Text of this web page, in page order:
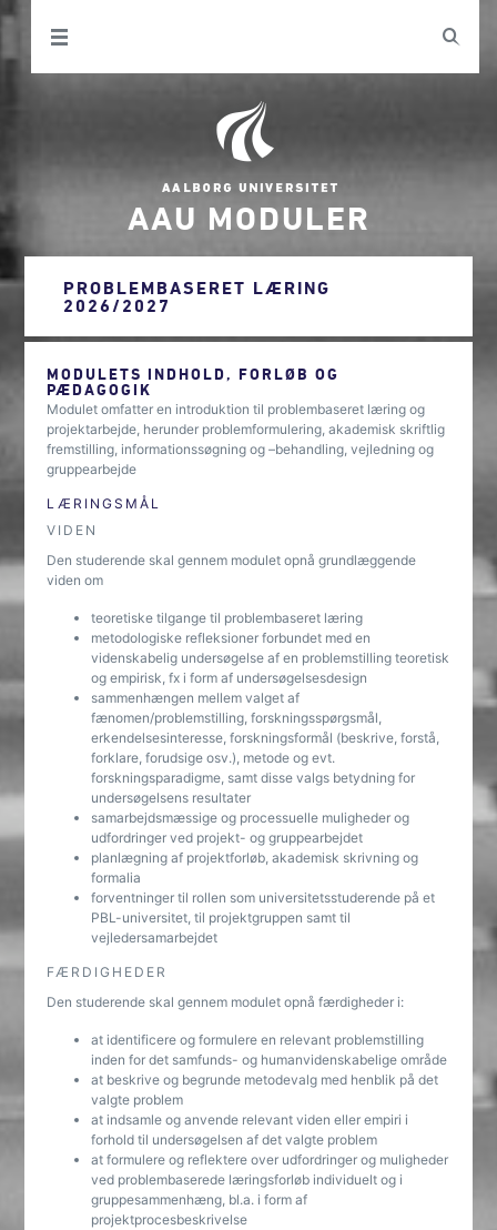
AAU MODULER
PROBLEMBASERET LÆRING
2026/2027
MODULETS INDHOLD, FORLØB OG
PÆDAGOGIK
Modulet omfatter en introduktion til problembaseret læring og
projektarbejde, herunder problemformulering, akademisk skriftlig
fremstilling, informationssøgning og –behandling, vejledning og
gruppearbejde
LÆRINGSMÅL
VIDEN
Den studerende skal gennem modulet opnå grundlæggende
viden om
teoretiske tilgange til problembaseret læring
metodologiske refleksioner forbundet med en
videnskabelig undersøgelse af en problemstilling teoretisk
og empirisk, fx i form af undersøgelsesdesign
sammenhængen mellem valget af
fænomen/problemstilling, forskningsspørgsmål,
erkendelsesinteresse, forskningsformål (beskrive, forstå,
forklare, forudsige osv.), metode og evt.
forskningsparadigme, samt disse valgs betydning for
undersøgelsens resultater
samarbejdsmæssige og processuelle muligheder og
udfordringer ved projekt- og gruppearbejdet
planlægning af projektforløb, akademisk skrivning og
formalia
forventninger til rollen som universitetsstuderende på et
PBL-universitet, til projektgruppen samt til
vejledersamarbejdet
FÆRDIGHEDER
Den studerende skal gennem modulet opnå færdigheder i:
at identificere og formulere en relevant problemstilling
inden for det samfunds- og humanvidenskabelige område
at beskrive og begrunde metodevalg med henblik på det
valgte problem
at indsamle og anvende relevant viden eller empiri i
forhold til undersøgelsen af det valgte problem
at formulere og reflektere over udfordringer og muligheder
ved problembaserede læringsforløb individuelt og i
gruppesammenhæng, bl.a. i form af
projektprocesbeskrivelse